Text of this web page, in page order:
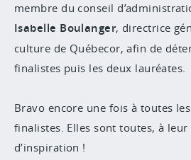
membre du conseil
Isabelle Boulanger, directrice
culture de Québecor, afin de
finalistes puis les deux lauréates.
Bravo encore une fois à toutes
finalistes. Elles sont toutes, à
d’inspiration !